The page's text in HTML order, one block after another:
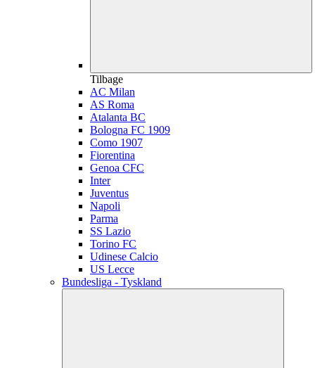
Tilbage
AC Milan
AS Roma
Atalanta BC
Bologna FC 1909
Como 1907
Fiorentina
Genoa CFC
Inter
Juventus
Napoli
Parma
SS Lazio
Torino FC
Udinese Calcio
US Lecce
Bundesliga - Tyskland